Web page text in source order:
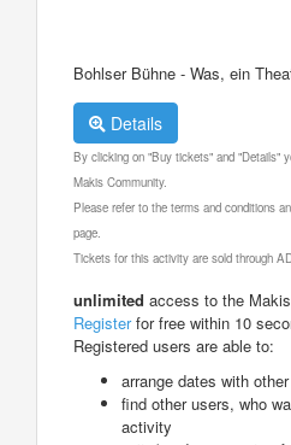
Bohlser Bühne - Was, ein
Details
By clicking on "Buy tickets" and "Details"
Makis Community.
Please refer to the terms and conditions
page.
Tickets for this activity are sold through
unlimited access to the
Registerfor free within 10
Registered users are able to:
arrange dates with
find other users, who
activity